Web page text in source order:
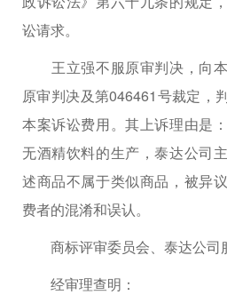
讼请求。
王立强不服原审判决，向本
原审判决及第046461号裁定，
本案诉讼费用。其上诉理由是
无酒精饮料的生产，泰达公司
述商品不属于类似商品，被异
费者的混淆和误认。
商标评审委员会、泰达公司
经审理查明：